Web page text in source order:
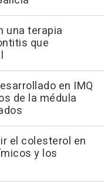
una terapia
que
en IMQ
de la médula
el colesterol en
y los